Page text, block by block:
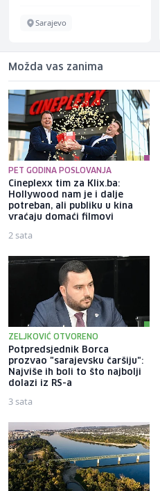
Sarajevo
Možda vas zanima
PET GODINA POSLOVANJA
Cineplexx tim za Klix.ba:
Hollywood nam je i dalje
potreban, ali publiku u kina
vraćaju domaći filmovi
2 sata
ZELJKOVIĆ OTVORENO
Potpredsjednik Borca
prozvao "sarajevsku čaršiju":
Najviše ih boli to što najbolji
dolazi iz RS-a
3 sata